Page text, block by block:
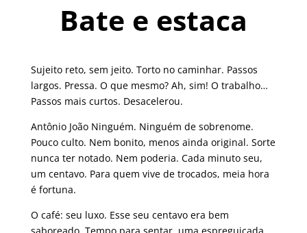
Bate e estaca
Sujeito reto, sem jeito. Torto no caminhar. Passos
largos. Pressa. O que mesmo? Ah, sim! O trabalho…
Passos mais curtos. Desacelerou.
Antônio João Ninguém. Ninguém de sobrenome.
Pouco culto. Nem bonito, menos ainda original. Sorte
nunca ter notado. Nem poderia. Cada minuto seu,
um centavo. Para quem vive de trocados, meia hora
é fortuna.
O café: seu luxo. Esse seu centavo era bem